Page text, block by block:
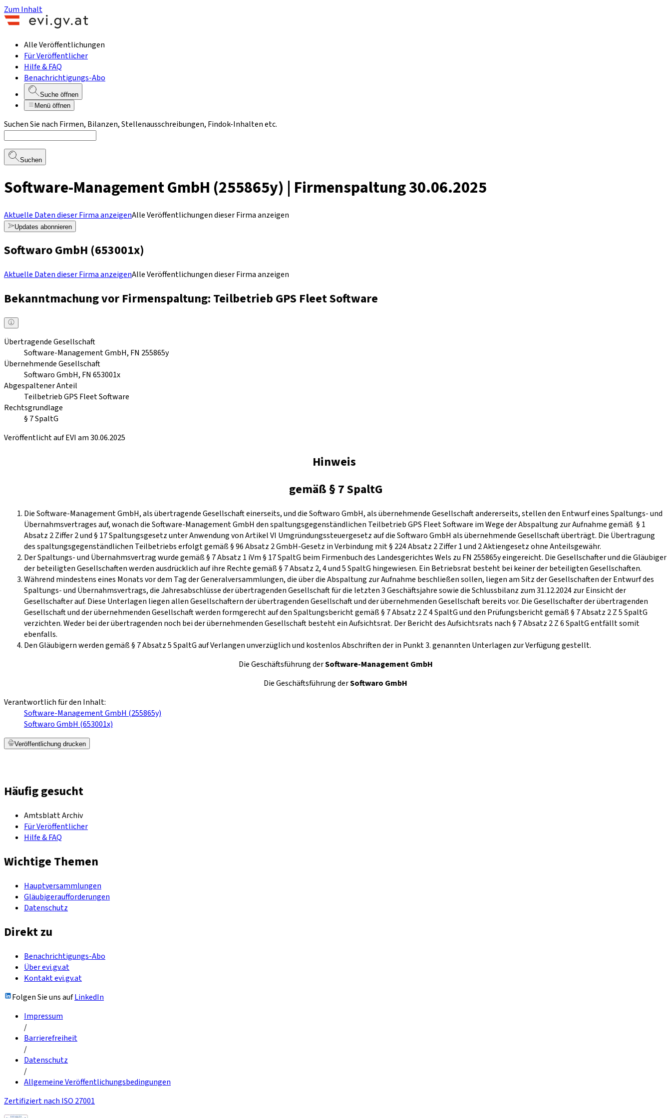
Zum Inhalt
Alle Veröffentlichungen
Für Veröffentlicher
Hilfe & FAQ
Benachrichtigungs-Abo
Suche öffnen
Menü öffnen
Suchen Sie nach Firmen, Bilanzen, Stellenausschreibungen, Findok-Inhalten etc.
Suchen
Software-Management GmbH (255865y) | Firmenspaltung 30.06.2025
Aktuelle Daten dieser Firma anzeigenAlle Veröffentlichungen dieser Firma anzeigen
Updates abonnieren
Softwaro GmbH (653001x)
Aktuelle Daten dieser Firma anzeigenAlle Veröffentlichungen dieser Firma anzeigen
Bekanntmachung vor Firmenspaltung: Teilbetrieb GPS Fleet Software
Übertragende Gesellschaft
Software-Management GmbH, FN 255865y
Übernehmende Gesellschaft
Softwaro GmbH, FN 653001x
Abgespaltener Anteil
Teilbetrieb GPS Fleet Software
Rechtsgrundlage
§ 7 SpaltG
Veröffentlicht auf EVI am 30.06.2025
Hinweis
gemäß § 7 SpaltG
Die Software-Management GmbH, als übertragende Gesellschaft einerseits, und die Softwaro GmbH, als übernehmende Gesellschaft andererseits, stellen den Entwurf eines Spaltungs- und
Übernahmsvertrages auf, wonach die Software-Management GmbH den spaltungsgegenständlichen Teilbetrieb GPS Fleet Software im Wege der Abspaltung zur Aufnahme gemäß § 1
Absatz 2 Ziffer 2 und § 17 Spaltungsgesetz unter Anwendung von Artikel VI Umgründungssteuergesetz auf die Softwaro GmbH als übernehmende Gesellschaft überträgt. Die Übertragung
des spaltungsgegenständlichen Teilbetriebs erfolgt gemäß § 96 Absatz 2 GmbH-Gesetz in Verbindung mit § 224 Absatz 2 Ziffer 1 und 2 Aktiengesetz ohne Anteilsgewähr.
Der Spaltungs- und Übernahmsvertrag wurde gemäß § 7 Absatz 1 iVm § 17 SpaltG beim Firmenbuch des Landesgerichtes Wels zu FN 255865y eingereicht. Die Gesellschafter und die Gläubiger
der beteiligten Gesellschaften werden ausdrücklich auf ihre Rechte gemäß § 7 Absatz 2, 4 und 5 SpaltG hingewiesen. Ein Betriebsrat besteht bei keiner der beteiligten Gesellschaften.
Während mindestens eines Monats vor dem Tag der Generalversammlungen, die über die Abspaltung zur Aufnahme beschließen sollen, liegen am Sitz der Gesellschaften der Entwurf des
Spaltungs- und Übernahmsvertrags, die Jahresabschlüsse der übertragenden Gesellschaft für die letzten 3 Geschäftsjahre sowie die Schlussbilanz zum 31.12.2024 zur Einsicht der
Gesellschafter auf. Diese Unterlagen liegen allen Gesellschaftern der übertragenden Gesellschaft und der übernehmenden Gesellschaft bereits vor. Die Gesellschafter der übertragenden
Gesellschaft und der übernehmenden Gesellschaft werden formgerecht auf den Spaltungsbericht gemäß § 7 Absatz 2 Z 4 SpaltG und den Prüfungsbericht gemäß § 7 Absatz 2 Z 5 SpaltG
verzichten. Weder bei der übertragenden noch bei der übernehmenden Gesellschaft besteht ein Aufsichtsrat. Der Bericht des Aufsichtsrats nach § 7 Absatz 2 Z 6 SpaltG entfällt somit
ebenfalls.
Den Gläubigern werden gemäß § 7 Absatz 5 SpaltG auf Verlangen unverzüglich und kostenlos Abschriften der in Punkt 3. genannten Unterlagen zur Verfügung gestellt.
Die Geschäftsführung derSoftware-Management GmbH
Die Geschäftsführung derSoftwaro GmbH
Verantwortlich für den Inhalt:
Software-Management GmbH (255865y)
Softwaro GmbH (653001x)
Veröffentlichung drucken
Häufig gesucht
Amtsblatt Archiv
Für Veröffentlicher
Hilfe & FAQ
Wichtige Themen
Hauptversammlungen
Gläubigeraufforderungen
Datenschutz
Direkt zu
Benachrichtigungs-Abo
Über evi.gv.at
Kontakt evi.gv.at
Folgen Sie uns aufLinkedIn
Impressum
/
Barrierefreiheit
/
Datenschutz
/
Allgemeine Veröffentlichungsbedingungen
Zertifiziert nach ISO 27001